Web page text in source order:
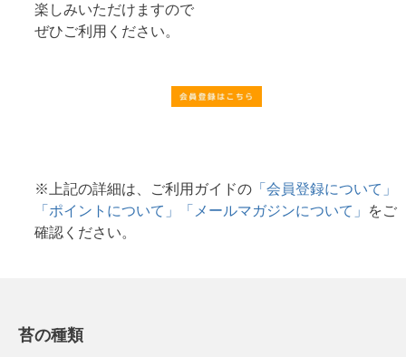
楽しみいただけますので
ぜひご利用ください。
※上記の詳細は、ご利用ガイドの 「会員登録について」
「ポイントについて」「メールマガジンについて」
をご
確認ください。
苔の種類